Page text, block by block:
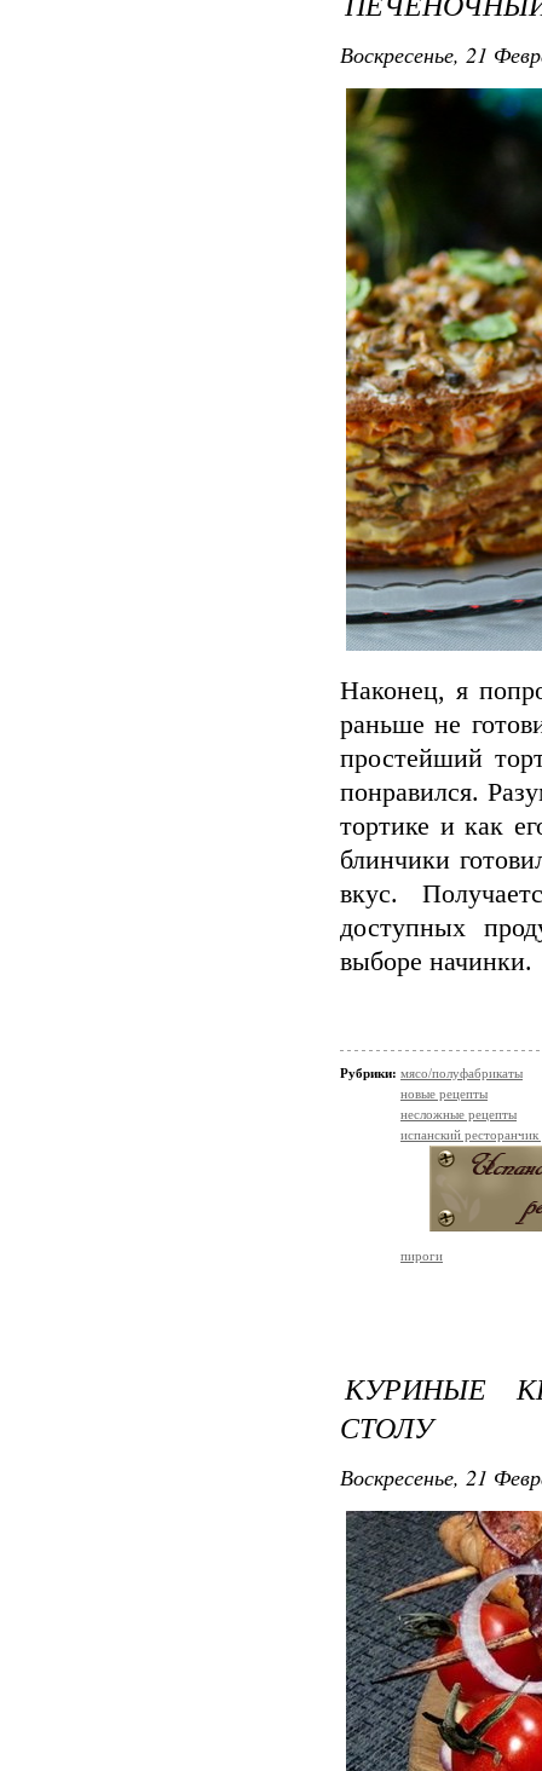
Воскресенье, 21
Наконец, я
раньше не
простейший
понравился.
тортике и как
блинчики
вкус.
доступных
выборе начинки.
Рубрики: мясо/полуфабрикаты
новые рецепты
несложные рецепты
испанский
пироги
КУРИНЫЕ
СТОЛУ
Воскресенье, 21